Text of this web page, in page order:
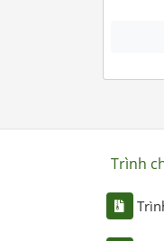
Trình